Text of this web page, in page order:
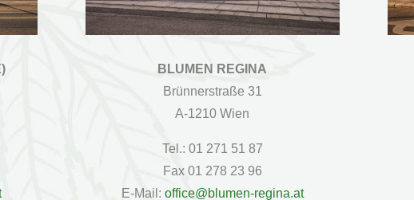
BLUMEN REGINA
Brünnerstraße 31
A-1210 Wien
Tel.: 01 271 51 87
Fax 01 278 23 96
E-Mail: office@blumen-regina.at